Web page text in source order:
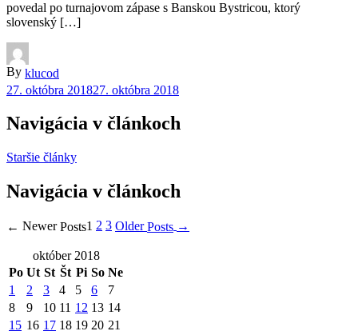
povedal po turnajovom zápase s Banskou Bystricou, ktorý
slovenský […]
By klucod
27. októbra 201827. októbra 2018
Navigácia v článkoch
Staršie články
Navigácia v článkoch
← NewerPosts1 2 3 OlderPosts →
október 2018
Po Ut St Št Pi So Ne
1 2 3 4 5 6
7
8
9 10 11 12 13 14
15 16 17 18 19 20 21